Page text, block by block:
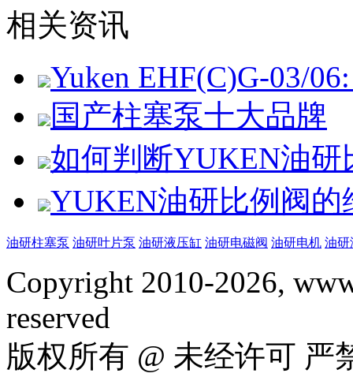
相关资讯
Yuken EHF(C)G-03/
国产柱塞泵十大品牌
如何判断YUKEN油
YUKEN油研比例阀的
油研柱塞泵 油研叶片泵 油研液压缸 油研电磁阀 油研电机 油研
Copyright 2010-2026,
reserved
版权所有 @ 未经许可 严